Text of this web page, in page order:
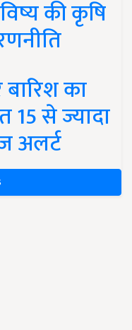
की कृषि
का
15 से ज्यादा
अलर्ट